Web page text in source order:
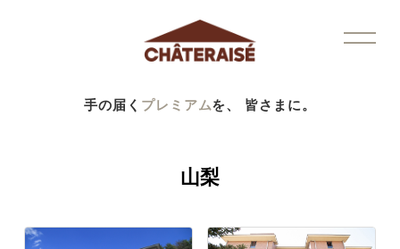
手の届く プレミアムを、 皆さまに。
山梨